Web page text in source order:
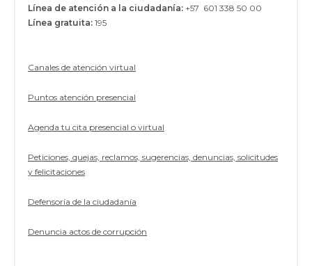
Línea de atención a la ciudadanía: +57 601 338 50 00
Línea gratuita: 195
Canales de atención virtual
Puntos atención presencial
Agenda tu cita presencial o virtual
Peticiones, quejas, reclamos, sugerencias, denuncias, solicitudes
y felicitaciones
Defensoría de la ciudadanía
Denuncia actos de corrupción